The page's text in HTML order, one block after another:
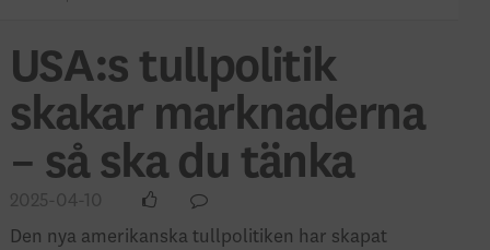
USA:s tullpolitik
skakar marknaderna
– så ska du tänka
2025-04-10
Den nya amerikanska tullpolitiken har skapat